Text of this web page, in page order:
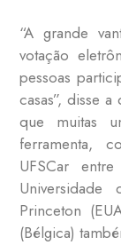
“A grande
votação
pessoas
casas”, disse
que muitas
ferramenta,
UFSCar
Universidade
Princeton
(Bélgica)